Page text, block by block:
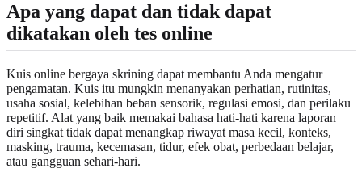
Apa yang dapat dan tidak dapat
dikatakan oleh tes online
Kuis online bergaya skrining dapat membantu Anda mengatur
pengamatan. Kuis itu mungkin menanyakan perhatian, rutinitas,
usaha sosial, kelebihan beban sensorik, regulasi emosi, dan perilaku
repetitif. Alat yang baik memakai bahasa hati-hati karena laporan
diri singkat tidak dapat menangkap riwayat masa kecil, konteks,
masking, trauma, kecemasan, tidur, efek obat, perbedaan belajar,
atau gangguan sehari-hari.